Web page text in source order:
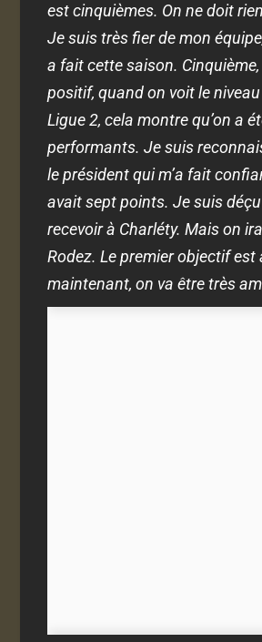
est cinquièmes. On ne doit
Je suis très fier de mon
a fait cette saison. Cinquième,
positif, quand on voit le niveau
Ligue 2, cela montre qu’on a
performants. Je suis
le président qui m’a fait
avait sept points. Je suis
recevoir à Charléty. Mais on
Rodez. Le premier objectif est
maintenant, on va être très